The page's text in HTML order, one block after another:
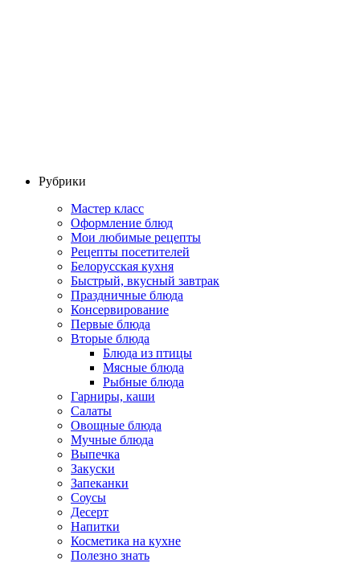
Рубрики
Мастер класс
Оформление блюд
Мои любимые рецепты
Рецепты посетителей
Белорусская кухня
Быстрый, вкусный завтрак
Праздничные блюда
Консервирование
Первые блюда
Вторые блюда
Блюда из птицы
Мясные блюда
Рыбные блюда
Гарниры, каши
Салаты
Овощные блюда
Мучные блюда
Выпечка
Закуски
Запеканки
Соусы
Десерт
Напитки
Косметика на кухне
Полезно знать